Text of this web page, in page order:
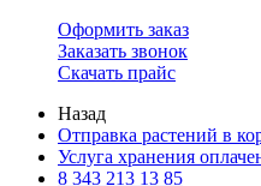
Оформить заказ
Заказать звонок
Скачать прайс
Назад
Отправка растений в
Услуга хранения
8 343 213 13 85